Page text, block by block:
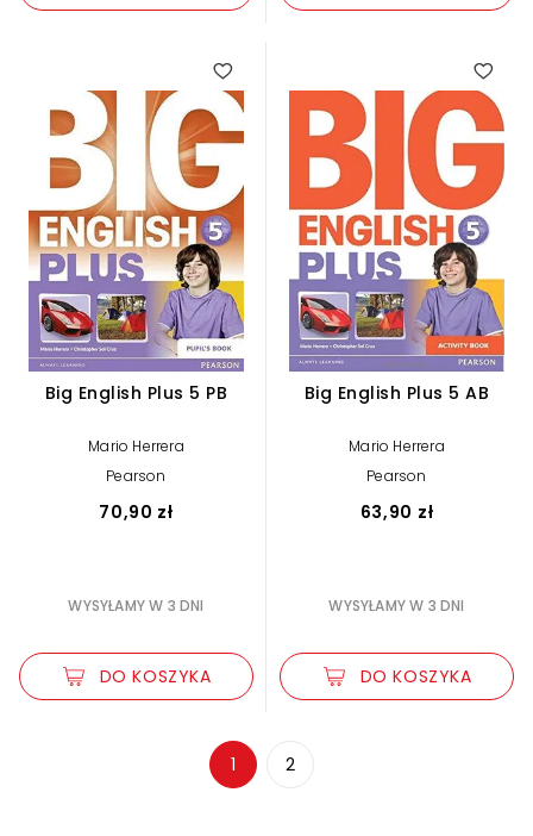
Big English Plus 5 PB
Mario Herrera
Pearson
70,90 zł
WYSYŁAMY W 3 DNI
DO KOSZYKA
Big English Plus 5 AB
Mario Herrera
Pearson
63,90 zł
WYSYŁAMY W 3 DNI
DO KOSZYKA
1 2
Zmniejsz rozmiar czcionki